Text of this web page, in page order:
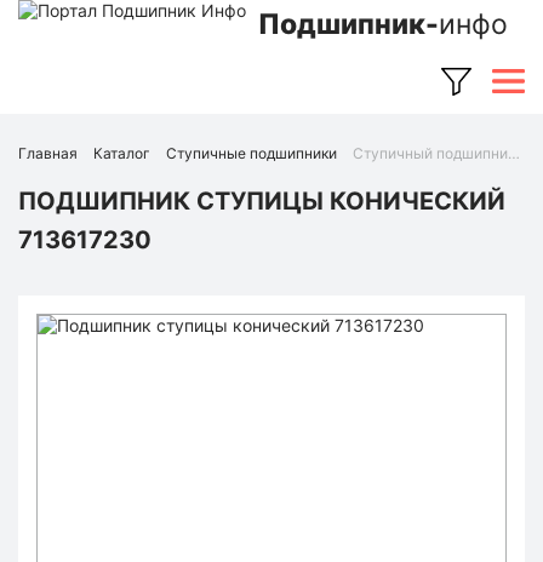
Подшипник-инфо
Главная Каталог Ступичные подшипники Ступичный подшипник 713617230 (FAG)
ПОДШИПНИК СТУПИЦЫ КОНИЧЕСКИЙ
713617230